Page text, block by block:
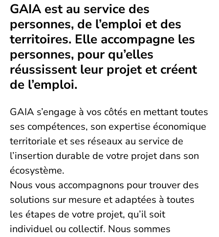
GAIA est au service des
personnes, de l’emploi et des
territoires. Elle accompagne les
personnes, pour qu’elles
réussissent leur projet et créent
de l’emploi.
GAIA s’engage à vos côtés en mettant toutes
ses compétences, son expertise économique
territoriale et ses réseaux au service de
l’insertion durable de votre projet dans son
écosystème.
Nous vous accompagnons pour trouver des
solutions sur mesure et adaptées à toutes
les étapes de votre projet, qu’il soit
individuel ou collectif. Nous sommes